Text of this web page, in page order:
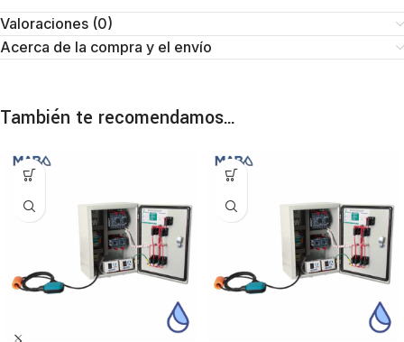
Valoraciones (0)
Acerca de la compra y el envío
También te recomendamos…